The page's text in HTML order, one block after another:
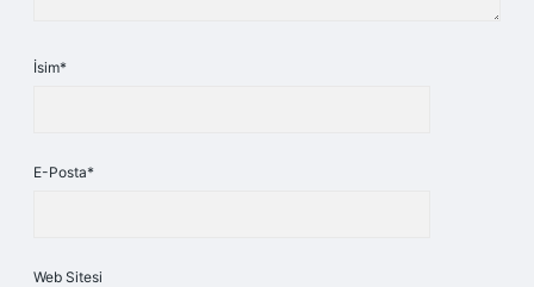
İsim*
E-Posta*
Web Sitesi